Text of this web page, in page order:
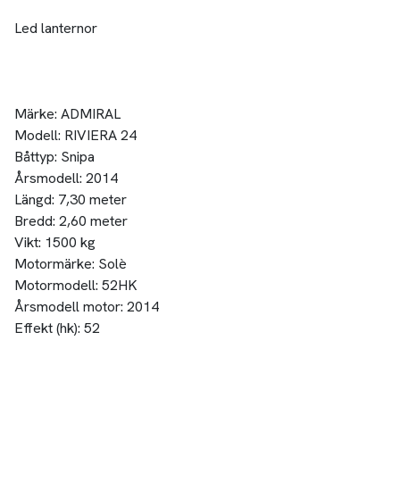
Led lanternor
Märke: ADMIRAL
Modell: RIVIERA 24
Båttyp: Snipa
Årsmodell: 2014
Längd: 7,30 meter
Bredd: 2,60 meter
Vikt: 1500 kg
Motormärke: Solè
Motormodell: 52HK
Årsmodell motor: 2014
Effekt (hk): 52